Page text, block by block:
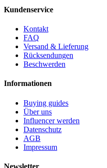
Kundenservice
Kontakt
FAQ
Versand & Lieferung
Rücksendungen
Beschwerden
Informationen
Buying guides
Über uns
Influencer werden
Datenschutz
AGB
Impressum
Newsletter